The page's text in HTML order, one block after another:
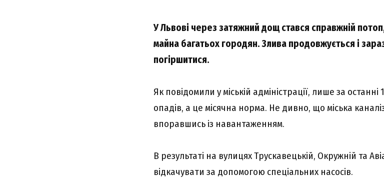
У Львові через затяжний дощ стався справжній
майна багатьох городян. Злива продовжується і
погіршитися.
Як повідомили у міській адміністрації, лише за
опадів, а це місячна норма. Не дивно, що міська
впоравшись із навантаженням.
В результаті на вулицях Трускавецькій, Окружній та
відкачувати за допомогою спеціальних насосів.